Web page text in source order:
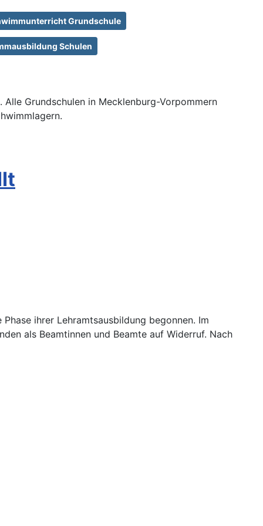
Grundschule
Schulen
Grundschulen in Mecklenburg-Vorpommern
ihrer Lehramtsausbildung begonnen. Im
als Beamtinnen und Beamte auf Widerruf. Nach